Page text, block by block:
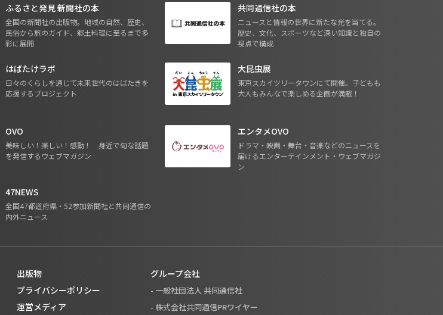
ふるさと発見 新聞社の本
全国の新聞社の出版物。地域の自然、歴史、
民俗から旅のガイド、郷土料理に至るまで多
彩に展開
共同通信社の本
ニュースと情報の世界に新たな光を当てる。
歴史、文化、スポーツなど深い知識と独自の
視点で構成
はばたけラボ
日々のくらしを通じて未来世代のはばたきを
応援するプロジェクト
大昆虫展
東京スカイツリータウンにて開催。子どもも
大人もみんなで楽しめる企画が満載！
OVO
美味しい！楽しい！感動！ 身近で旬な話題
を発信するウェブマガジン
エンタメOVO
ドラマ・映画・舞台・音楽などのニュースを
届けるエンターテインメント・ウェブマガジ
ン
47NEWS
全国47都道府県・52参加新聞社と共同通信の
内外ニュース
出版物
プライバシーポリシー
運営メディア
グループ会社
- 一般社団法人 共同通信社
- 株式会社共同通信PRワイヤー